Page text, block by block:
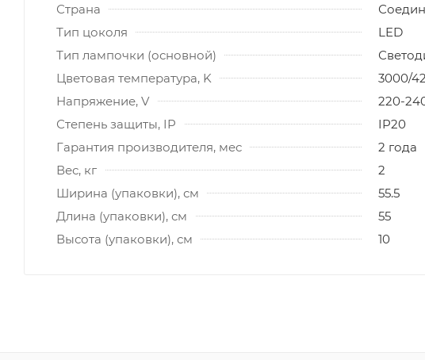
Страна
Тип цоколя
LED
Тип лампочки (основной)
Цветовая температура, K
3000/
Напряжение, V
220-
Степень защиты, IP
IP20
Гарантия производителя, мес
2 года
Вес, кг
2
Ширина (упаковки), см
55.5
Длина (упаковки), см
55
Высота (упаковки), см
10